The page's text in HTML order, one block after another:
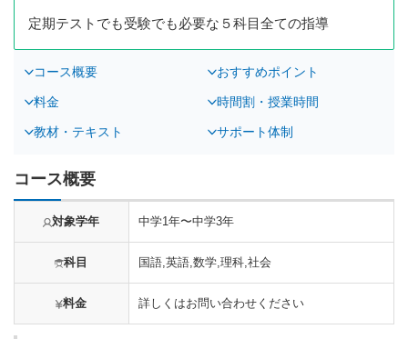
定期テストでも受験でも必要な５科目全ての指導
コース概要 おすすめポイント
料金 時間割・授業時間
教材・テキスト サポート体制
コース概要
対象学年 中学1年〜中学3年
科目 国語,英語,数学,理科,社会
料金 詳しくはお問い合わせください